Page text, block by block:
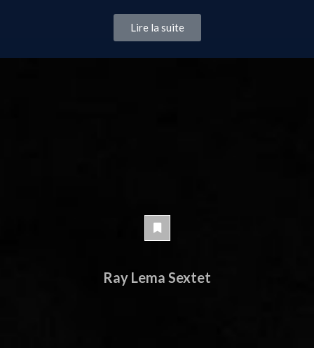
Lire la suite
Ray Lema Sextet